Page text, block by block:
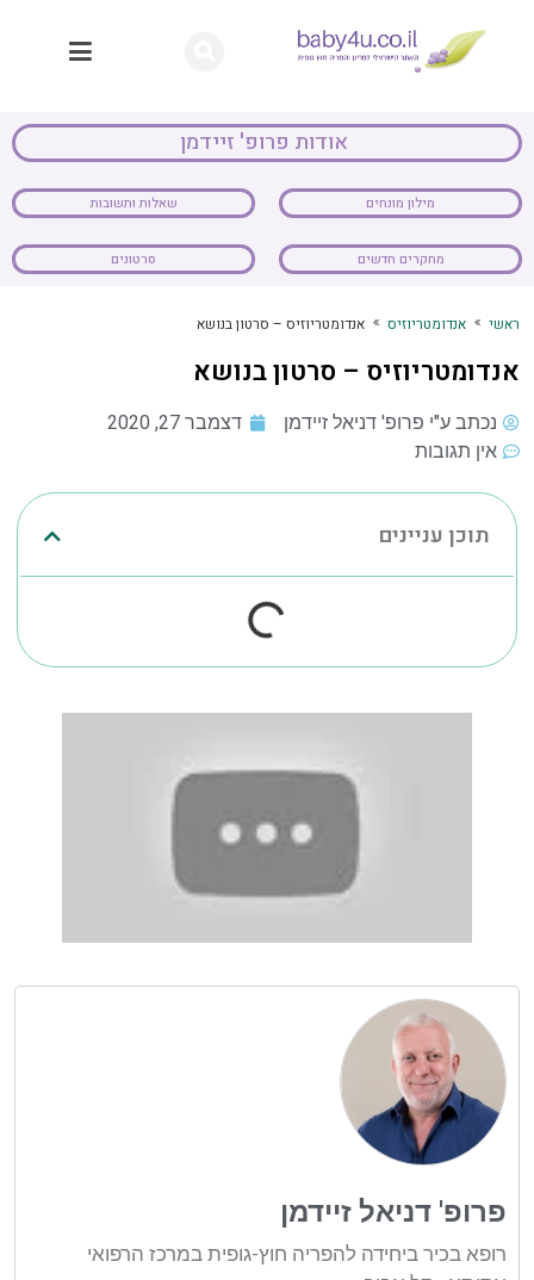
אודות פרופ' זיידמן
מילון מונחים שאלות ותשובות
מחקרים חדשים סרטונים
ראשי אנדומטריוזיס אנדומטריוזיס – סרטון בנושא
אנדומטריוזיס – סרטון בנושא
נכתב ע"י פרופ' דניאל זיידמן
דצמבר 27, 2020
אין תגובות
תוכן עניינים
פרופ' דניאל זיידמן
רופא בכיר ביחידה להפריה חוץ-גופית במרכז הרפואי